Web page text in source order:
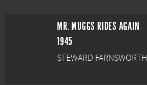
MR. MUGGS RIDES AGAIN
1945
STEWARD FARNSWORTH